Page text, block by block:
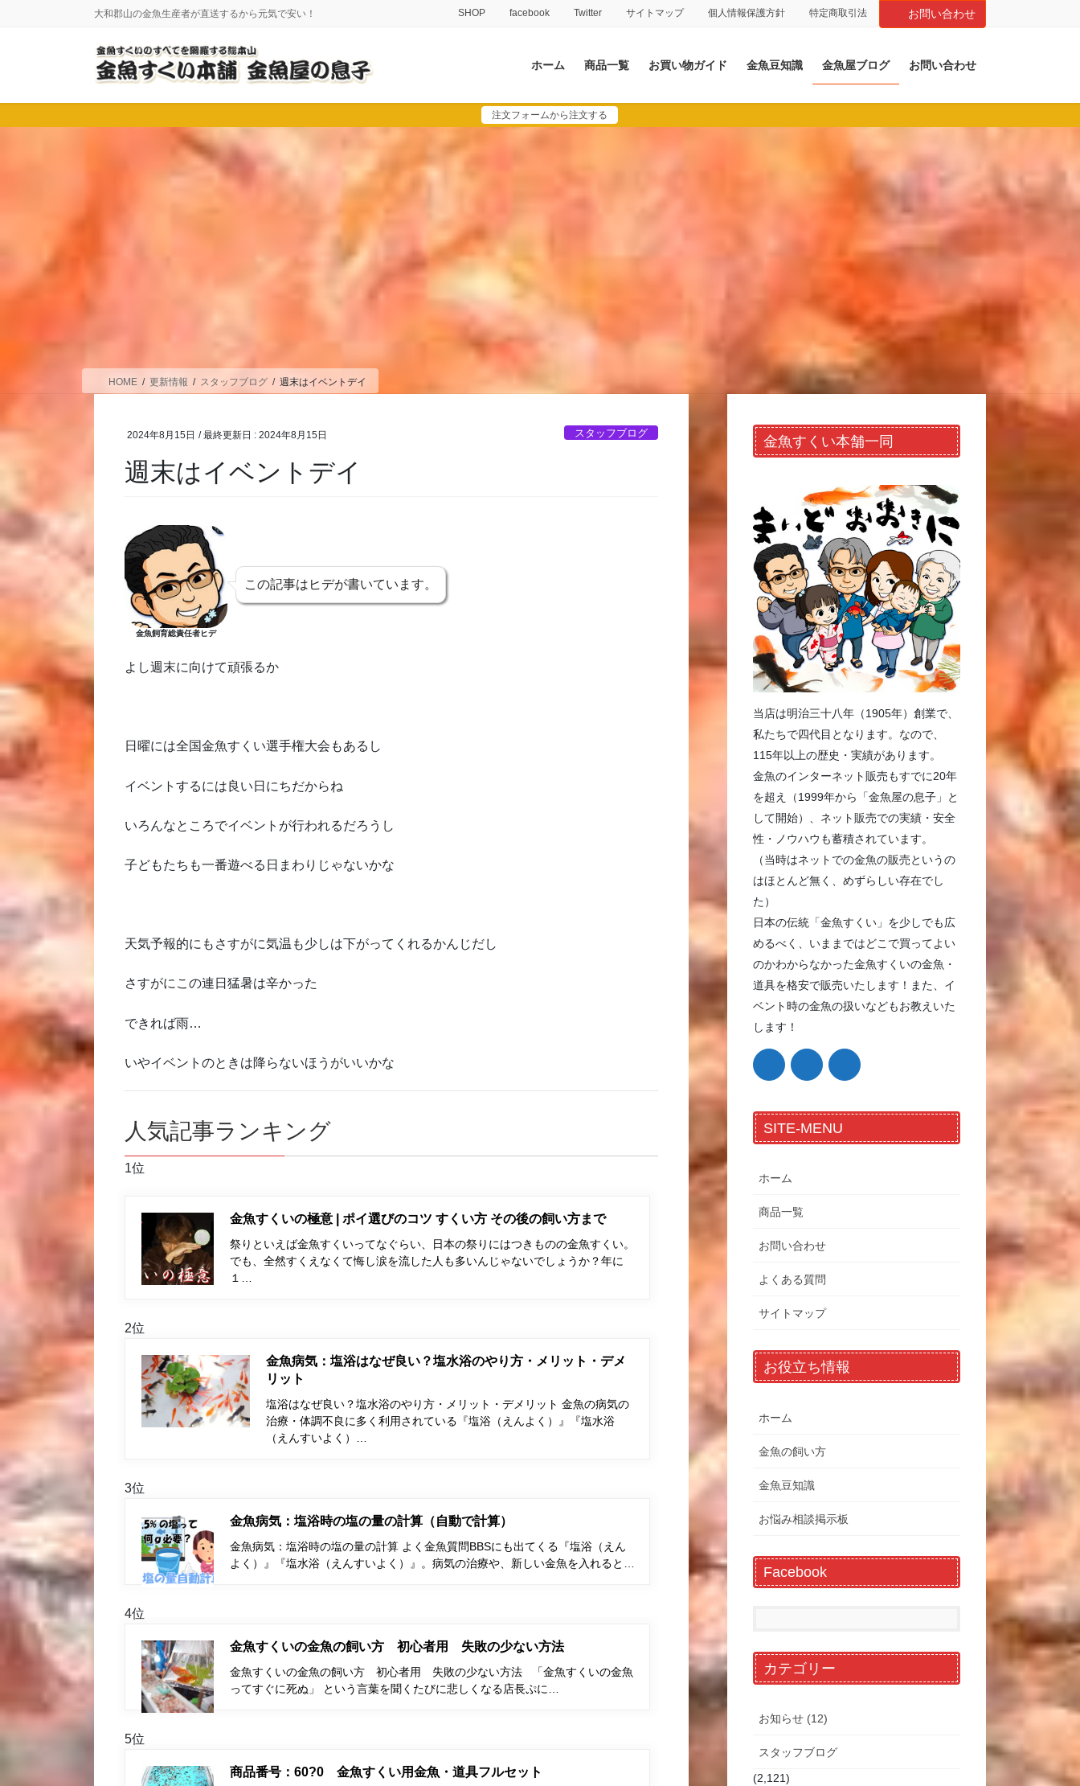
に
移
ョ
ン
大和郡山の金魚生産者が直送するから元気で安い！ SHOP facebook Twitter サイトマップ 個人情報保護方針 特定商取引法 お問い合わせ
ホーム 商品一覧 お買い物ガイド 金魚豆知識 金魚屋ブログ お問い合わせ
注文フォームから注文する
HOME 更新情報 スタッフブログ 週末はイベントデイ
2024年8月15日 / 最終更新日 :2024年8月15日 スタッフブログ
週末はイベントデイ
金魚飼育総責任者ヒデ
この記事はヒデが書いています。
よし週末に向けて頑張るか
日曜には全国金魚すくい選手権大会もあるし
イベントするには良い日にちだからね
いろんなところでイベントが行われるだろうし
子どもたちも一番遊べる日まわりじゃないかな
天気予報的にもさすがに気温も少しは下がってくれるかんじだし
さすがにこの連日猛暑は辛かった
できれば雨…
いやイベントのときは降らないほうがいいかな
人気記事ランキング
1位
金魚すくいの極意 | ポイ選びのコツ すくい方 その後の飼い方まで
祭りといえば金魚すくいってなぐらい、日本の祭りにはつきものの金魚すくい。
でも、全然すくえなくて悔し涙を流した人も多いんじゃないでしょうか？年に
１…
2位
金魚病気：塩浴はなぜ良い？塩水浴のやり方・メリット・デメ
リット
塩浴はなぜ良い？塩水浴のやり方・メリット・デメリット 金魚の病気の
治療・体調不良に多く利用されている『塩浴（えんよく）』『塩水浴
（えんすいよく）…
3位
金魚病気：塩浴時の塩の量の計算（自動で計算）
金魚病気：塩浴時の塩の量の計算 よく金魚質問BBSにも出てくる『塩浴（えん
よく）』『塩水浴（えんすいよく）』。病気の治療や、新しい金魚を入れると…
4位
金魚すくいの金魚の飼い方 初心者用 失敗の少ない方法
金魚すくいの金魚の飼い方 初心者用 失敗の少ない方法 「金魚すくいの金魚
ってすぐに死ぬ」 という言葉を聞くたびに悲しくなる店長ぷに…
5位
商品番号：60?0 金魚すくい用金魚・道具フルセット
金魚すくい本舗一同
当店は明治三十八年（1905年）創業で、
私たちで四代目となります。なので、
115年以上の歴史・実績があります。
金魚のインターネット販売もすでに20年
を超え（1999年から「金魚屋の息子」と
して開始）、ネット販売での実績・安全
性・ノウハウも蓄積されています。
（当時はネットでの金魚の販売というの
はほとんど無く、めずらしい存在でし
た）
日本の伝統「金魚すくい」を少しでも広
めるべく、いままではどこで買ってよい
のかわからなかった金魚すくいの金魚・
道具を格安で販売いたします！また、イ
ベント時の金魚の扱いなどもお教えいた
します！
SITE-MENU
ホーム
商品一覧
お問い合わせ
よくある質問
サイトマップ
お役立ち情報
ホーム
金魚の飼い方
金魚豆知識
お悩み相談掲示板
Facebook
カテゴリー
お知らせ (12)
スタッフブログ
(2,121)